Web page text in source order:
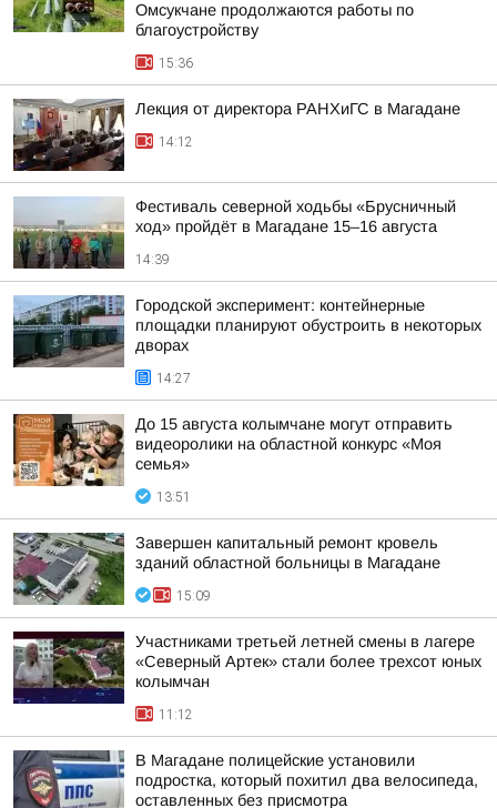
Омсукчане продолжаются работы по
благоустройству
15:36
Лекция от директора РАНХиГС в Магадане
14:12
Фестиваль северной ходьбы «Брусничный
ход» пройдёт в Магадане 15–16 августа
14:39
Городской эксперимент: контейнерные
площадки планируют обустроить в некоторых
дворах
14:27
До 15 августа колымчане могут отправить
видеоролики на областной конкурс «Моя
семья»
13:51
Завершен капитальный ремонт кровель
зданий областной больницы в Магадане
15:09
Участниками третьей летней смены в лагере
«Северный Артек» стали более трехсот юных
колымчан
11:12
В Магадане полицейские установили
подростка, который похитил два велосипеда,
оставленных без присмотра